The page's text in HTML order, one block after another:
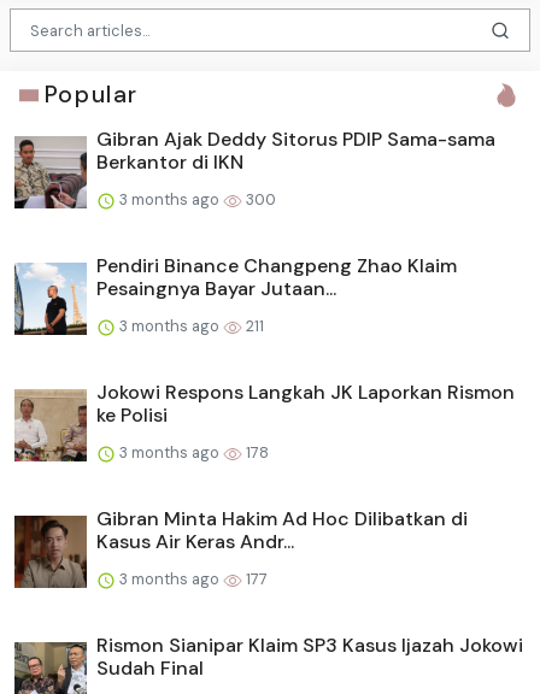
Popular
Gibran Ajak Deddy Sitorus PDIP Sama-sama
Berkantor di IKN
3 months ago 300
Pendiri Binance Changpeng Zhao Klaim
Pesaingnya Bayar Jutaan...
3 months ago 211
Jokowi Respons Langkah JK Laporkan Rismon
ke Polisi
3 months ago 178
Gibran Minta Hakim Ad Hoc Dilibatkan di
Kasus Air Keras Andr...
3 months ago 177
Rismon Sianipar Klaim SP3 Kasus Ijazah Jokowi
Sudah Final